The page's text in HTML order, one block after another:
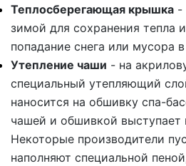
Теплосберегающая крышка -
зимой для сохранения тепла
попадание снега или мусора
Утепление чаши - на
специальный утепляющий
наносится на обшивку спа-
чашей и обшивкой выступает
Некоторые производители
наполняют специальной